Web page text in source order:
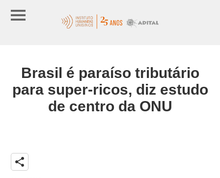
Brasil é paraíso tributário
para super-ricos, diz estudo
de centro da ONU
share